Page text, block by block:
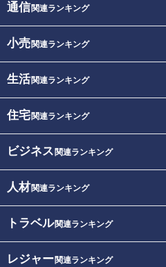
通信関連ランキング
小売関連ランキング
生活関連ランキング
住宅関連ランキング
ビジネス 関連ランキング
人材関連ランキング
トラベル関連ランキング
レジャー関連ランキング